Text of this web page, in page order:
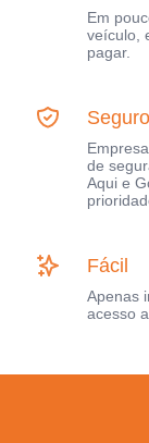
Em
veículo,
pagar.
Seguro
de
Aqui e
Fácil
Apenas
acesso